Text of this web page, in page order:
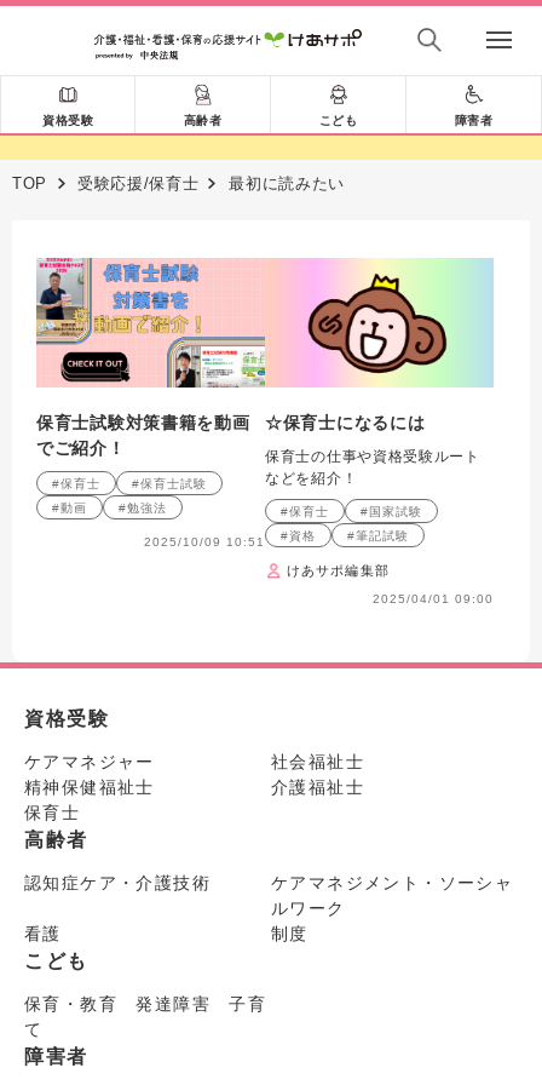
資格受験 高齢者 こども 障害者
TOP 受験応援/保育士 最初に読みたい
保育士試験対策書籍を動画
でご紹介！
#保育士
#保育士試験
#動画
#勉強法
2025/10/09 10:51
☆保育士になるには
保育士の仕事や資格受験ルート
などを紹介！
#保育士
#国家試験
#資格
#筆記試験
けあサポ編集部
2025/04/01 09:00
資格受験
ケアマネジャー
社会福祉士
精神保健福祉士
介護福祉士
保育士
高齢者
認知症ケア・介護技術
ケアマネジメント・ソーシャ
ルワーク
看護
制度
こども
保育・教育 発達障害 子育
て
障害者